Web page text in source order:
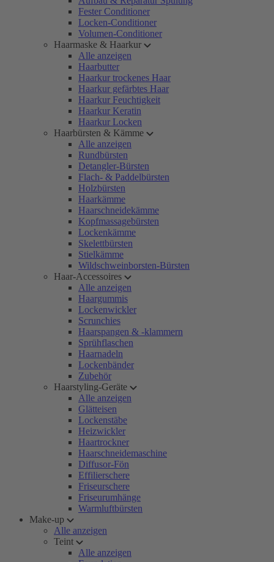
Fester Conditioner
Locken-Conditioner
Volumen-Conditioner
Haarmaske & Haarkur
Alle anzeigen
Haarbutter
Haarkur trockenes Haar
Haarkur gefärbtes Haar
Haarkur Feuchtigkeit
Haarkur Keratin
Haarkur Locken
Haarbürsten & Kämme
Alle anzeigen
Rundbürsten
Detangler-Bürsten
Flach- & Paddelbürsten
Holzbürsten
Haarkämme
Haarschneidekämme
Kopfmassagebürsten
Lockenkämme
Skelettbürsten
Stielkämme
Wildschweinborsten-Bürsten
Haar-Accessoires
Alle anzeigen
Haargummis
Lockenwickler
Scrunchies
Haarspangen & -klammern
Sprühflaschen
Haarnadeln
Lockenbänder
Zubehör
Haarstyling-Geräte
Alle anzeigen
Glätteisen
Lockenstäbe
Heizwickler
Haartrockner
Haarschneidemaschine
Diffusor-Fön
Effilierschere
Friseurschere
Friseurumhänge
Warmluftbürsten
Make-up
Alle anzeigen
Teint
Alle anzeigen